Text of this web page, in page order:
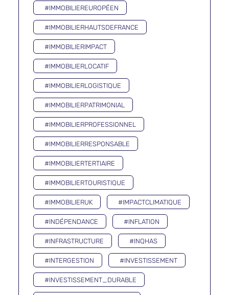
#IMMOBILIEREUROPÉEN
#IMMOBILIERHAUTSDEFRANCE
#IMMOBILIERIMPACT
#IMMOBILIERLOCATIF
#IMMOBILIERLOGISTIQUE
#IMMOBILIERPATRIMONIAL
#IMMOBILIERPROFESSIONNEL
#IMMOBILIERRESPONSABLE
#IMMOBILIERTERTIAIRE
#IMMOBILIERTOURISTIQUE
#IMMOBILIERUK #IMPACTCLIMATIQUE
#INDÉPENDANCE #INFLATION
#INFRASTRUCTURE #INQHAS
#INTERGESTION #INVESTISSEMENT
#INVESTISSEMENT_DURABLE